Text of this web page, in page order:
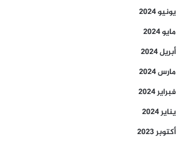
يونيو 2024
مايو 2024
أبريل 2024
مارس 2024
فبراير 2024
يناير 2024
أكتوبر 2023